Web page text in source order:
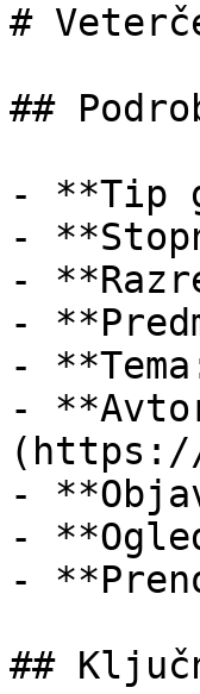
#
##
- **Tip
-
-
-
-
-
-
-
-
##